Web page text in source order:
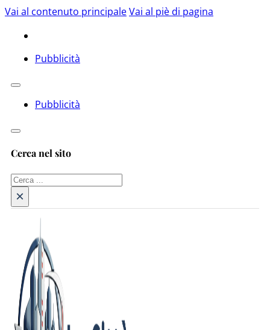
Vai al contenuto principaleVai al piè di pagina
Pubblicità
Pubblicità
Cerca nel sito
Cerca
×